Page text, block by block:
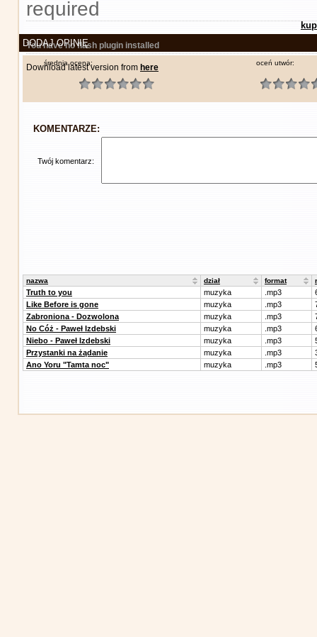
required
You have no flash plugin installed
Download latest version from here
DODAJ OPINIĘ
średnia ocena: oceń utwór:
KOMENTARZE:
Twój komentarz:
nazwa dział format
Truth to you muzyka .mp3
Like Before is gone
muzyka .mp3
Zabroniona - Dozwolona
muzyka .mp3
No Cóż - Paweł Izdebski
muzyka .mp3
Niebo - Paweł Izdebski
muzyka .mp3
Przystanki na żądanie
muzyka .mp3
Ano Yoru "Tamta noc"
muzyka .mp3